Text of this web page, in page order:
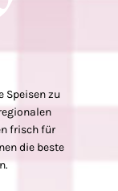
Speisen zu
frisch für
die beste